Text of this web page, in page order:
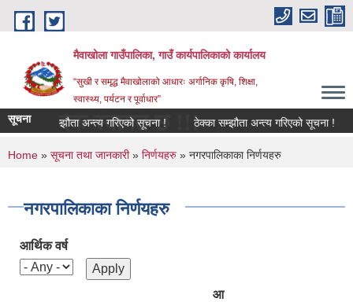
Skip to main content
मैवाखोला गाउँपालिका, गाउँ कार्यपालिकाको कार्यालय
“सुखी र समृद्ध मैवाखोलाको आधारः अर्गानिक कृषि, शिक्षा,
स्वास्थ्य, पर्यटन र पूर्वाधार”
स्वागत छ !!!
सूचना
ठेक्का सम्झौता अन्त्य गरिएको सूचना ! ठेक्का सम्झौता अन्त्य गरिएको सूचना !
You are here
Home » सूचना तथा जानकारी» निर्णयहरु » नगरपालिकाका निर्णयहरु
नगरपालिकाका निर्णयहरु
आर्थिक वर्ष
आ